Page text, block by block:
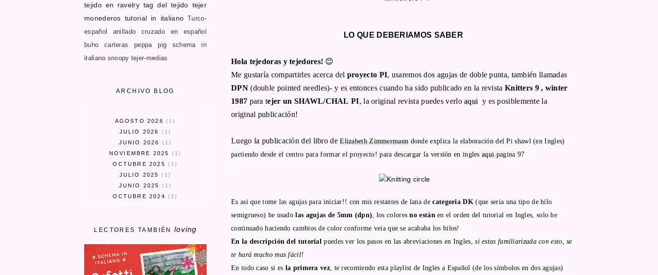
LO QUE DEBERIAMOS SABER
Hola tejedoras y tejedores! 😊
Me gustaría compartirles acerca del proyecto PI, usaremos dos agujas de doble punta, también llamadas
DPN(double pointed needles)- y es entonces cuando ha sido publicado en la revista Knitters 9 , winter
1987 para tejer un SHAWL/CHAL PI, la original revista puedes verloaqui y es posiblemente la
original publicación!
Luego la publicación del libro deElizabeth Zimmermann donde explica la elaboración del Pi shawl (en Ingles)
partiendo desde el centro para formar el proyecto! para descargar la versión en inglesaquipagina 97
Es asi que tome las agujas para iniciar!! con mis restantes de lana de categoria DK (que seria una tipo de hilo
semigrueso) he usado las agujas de 5mm (dpn) , los colores no están en el orden del tutorial en Ingles, solo he
continuado haciendo cambios de color conforme veia que se acababa los hilos!
En la descripción del tutorial puedes ver los pasos en las abreviaciones en Ingles, si estas familiarizada con esto, se
te hará mucho mas fácil!
En todo caso si es la primera vez, te recomiendo esta playlist de Ingles a Español (de los símbolos en dos agujas)
tejido en ravelry tag del tejido tejer
monederos tutorial in italiano Turco-
español
anillado cruzado en español
buho
carteras
peppa pig schema in
italiano snoopy tejer-medias
ARCHIVO BLOG
AGOSTO 2026
1
JULIO 2026
1
JUNIO 2026
1
NOVIEMBRE 2025
1
OCTUBRE 2025
1
JULIO 2025
1
JUNIO 2025
1
OCTUBRE 2024
2
FEBRERO 2024
MAYO 2023
1
ABRIL 2023
3
MARZO 2023
1
LECTORES TAMBIÉNloving